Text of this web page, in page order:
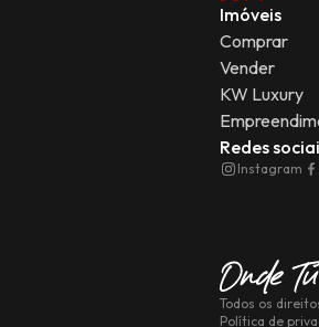
Imóveis
Comprar
Vender
KW Luxury
Redes
Instagram
Todos os
Política de